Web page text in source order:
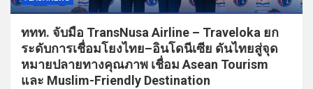
ททท. จับมือ TransNusa Airline – Traveloka ยก
ระดับการเชื่อมโยงไทย–อินโดนีเซีย ดันไทยสู่จุด
หมายปลายทางคุณภาพ เชื่อม Asean Tourism
และ Muslim-Friendly Destination